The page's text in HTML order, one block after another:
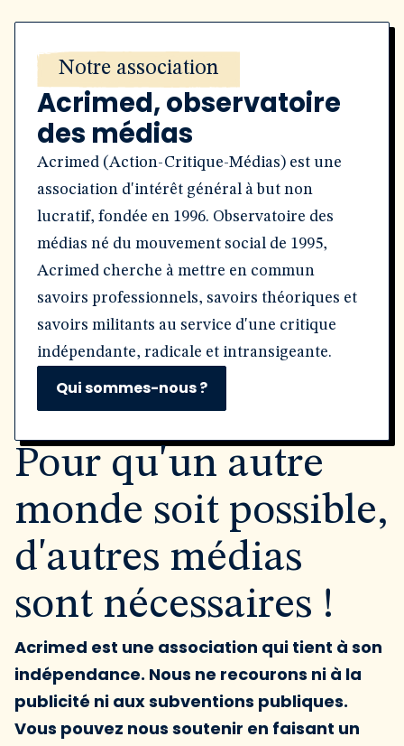
Notre association
Acrimed, observatoire
des médias
Acrimed (Action-Critique-Médias) est une
association d'intérêt général à but non
lucratif, fondée en 1996. Observatoire des
médias né du mouvement social de 1995,
Acrimed cherche à mettre en commun
savoirs professionnels, savoirs théoriques et
savoirs militants au service d'une critique
indépendante, radicale et intransigeante.
Qui sommes-nous ?
Pour qu'un autre
monde soit possible,
d'autres médias
sont nécessaires !
Acrimed est une association qui tient à son
indépendance. Nous ne recourons ni à la
publicité ni aux subventions publiques.
Vous pouvez nous soutenir en faisant un